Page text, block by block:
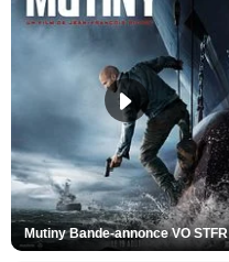
Mutiny Bande-annonce VO STFR